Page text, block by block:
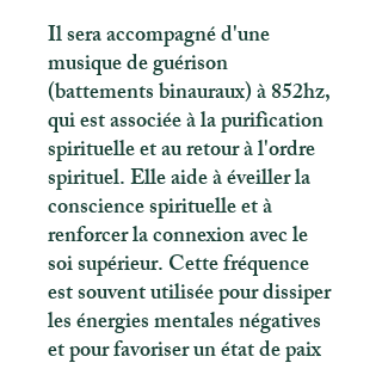
Il sera accompagné d'une
musique de guérison
(battements binauraux) à 852hz,
qui est associée à la purification
spirituelle et au retour à l'ordre
spirituel. Elle aide à éveiller la
conscience spirituelle et à
renforcer la connexion avec le
soi supérieur. Cette fréquence
est souvent utilisée pour dissiper
les énergies mentales négatives
et pour favoriser un état de paix